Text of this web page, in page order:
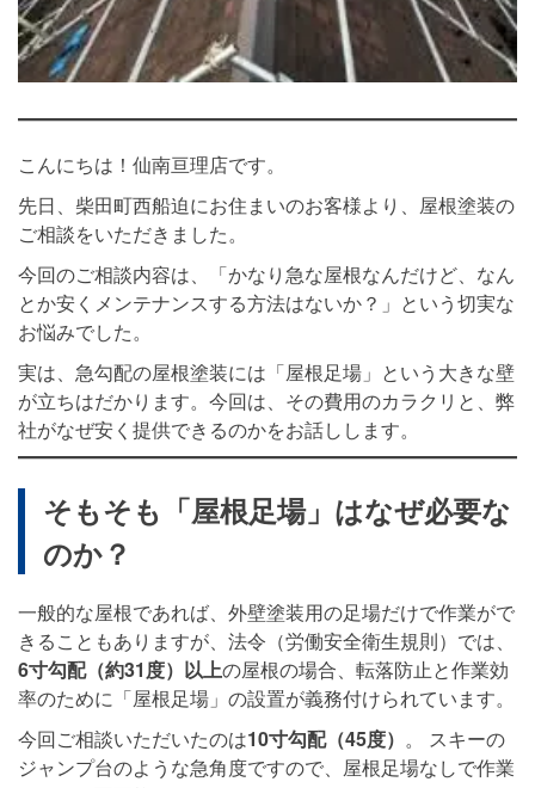
こんにちは！仙南亘理店です。
先日、柴田町西船迫にお住まいのお客様より、屋根塗装の
ご相談をいただきました。
今回のご相談内容は、「かなり急な屋根なんだけど、なん
とか安くメンテナンスする方法はないか？」という切実な
お悩みでした。
実は、急勾配の屋根塗装には「屋根足場」という大きな壁
が立ちはだかります。今回は、その費用のカラクリと、弊
社がなぜ安く提供できるのかをお話しします。
そもそも「屋根足場」はなぜ必要な
のか？
一般的な屋根であれば、外壁塗装用の足場だけで作業がで
きることもありますが、法令（労働安全衛生規則）では、
6寸勾配（約31度）以上の屋根の場合、転落防止と作業効
率のために「屋根足場」の設置が義務付けられています。
今回ご相談いただいたのは10寸勾配（45度） 。 スキーの
ジャンプ台のような急角度ですので、屋根足場なしで作業